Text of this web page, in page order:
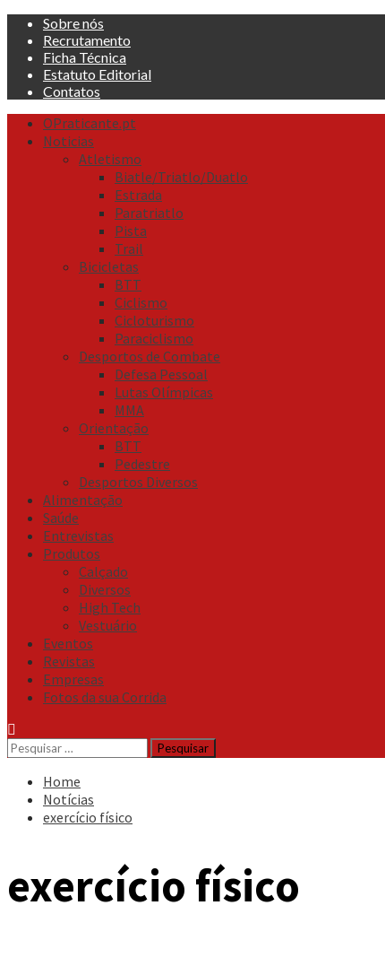
Skip
content
Sobre nós
Recrutamento
Ficha Técnica
Estatuto Editorial
Contatos
Primary
Menu
OPraticante.pt
Noticias
Atletismo
Biatle/Triatlo/Duatlo
Estrada
Paratriatlo
Pista
Trail
Bicicletas
BTT
Ciclismo
Cicloturismo
Paraciclismo
Desportos de Combate
Defesa Pessoal
Lutas Olímpicas
MMA
Orientação
BTT
Pedestre
Desportos Diversos
Alimentação
Saúde
Entrevistas
Produtos
Calçado
Diversos
High Tech
Vestuário
Eventos
Revistas
Empresas
Fotos da sua Corrida
Pesquisar
por:
Home
Notícias
exercício físico
exercício físico